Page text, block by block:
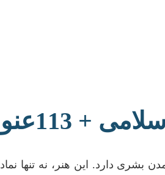
بروز
بشری دارد. این هنر، نه تنها